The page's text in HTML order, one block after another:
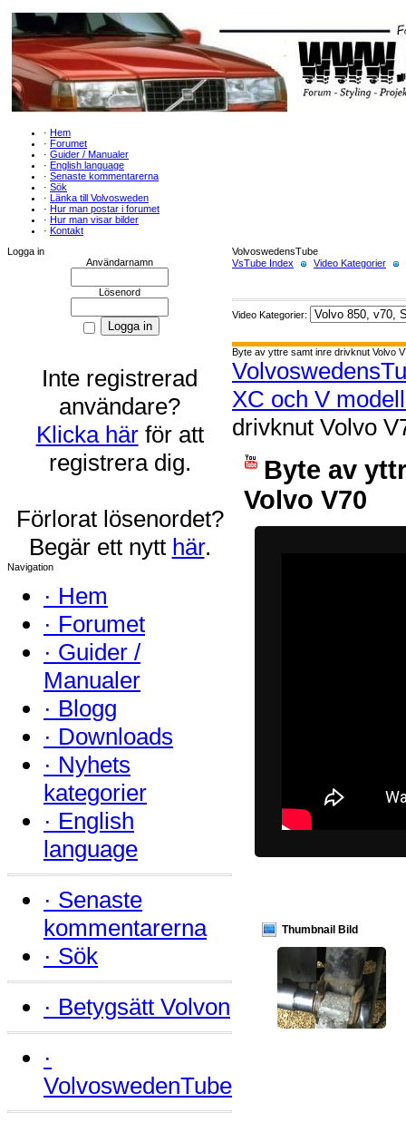
· Hem
· Forumet
· Guider / Manualer
· English language
· Senaste kommentarerna
· Sök
· Länka till Volvosweden
· Hur man postar i forumet
· Hur man visar bilder
· Kontakt
Logga in
Användarnamn
Lösenord
Inte registrerad
användare?
Klicka härför att
registrera dig.
Förlorat lösenordet?
Begär ett nytt här.
Navigation
· Hem
· Forumet
· Guider /
Manualer
· Blogg
· Downloads
· Nyhets
kategorier
· English
language
· Senaste
kommentarerna
· Sök
· Betygsätt Volvon
·
VolvoswedenTube
VolvoswedensTube
VsTube Index
Video Kategorier
Video Kategorier:
Byte av yttre samt inre drivknut Volvo
XC och V
drivknut Volvo
Byte av
Volvo V70
Thumbnail Bild